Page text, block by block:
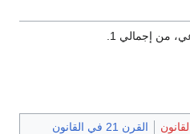
من إجمالي 1.
القرن 21 في القانون